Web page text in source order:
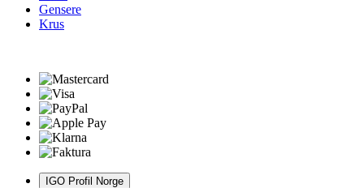
Gensere
Krus
IGO Profil Norge